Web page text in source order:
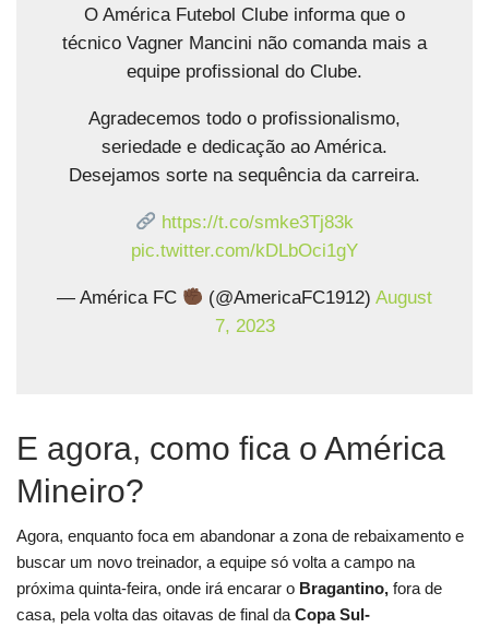
O América Futebol Clube informa que o
técnico Vagner Mancini não comanda mais a
equipe profissional do Clube.
Agradecemos todo o profissionalismo,
seriedade e dedicação ao América.
Desejamos sorte na sequência da carreira.
https://t.co/smke3Tj83k
pic.twitter.com/kDLbOci1gY
— América FC (@AmericaFC1912) August
7, 2023
E agora, como fica o América
Mineiro?
Agora, enquanto foca em abandonar a zona de rebaixamento e
buscar um novo treinador, a equipe só volta a campo na
próxima quinta-feira, onde irá encarar o Bragantino, fora de
casa, pela volta das oitavas de final da Copa Sul-